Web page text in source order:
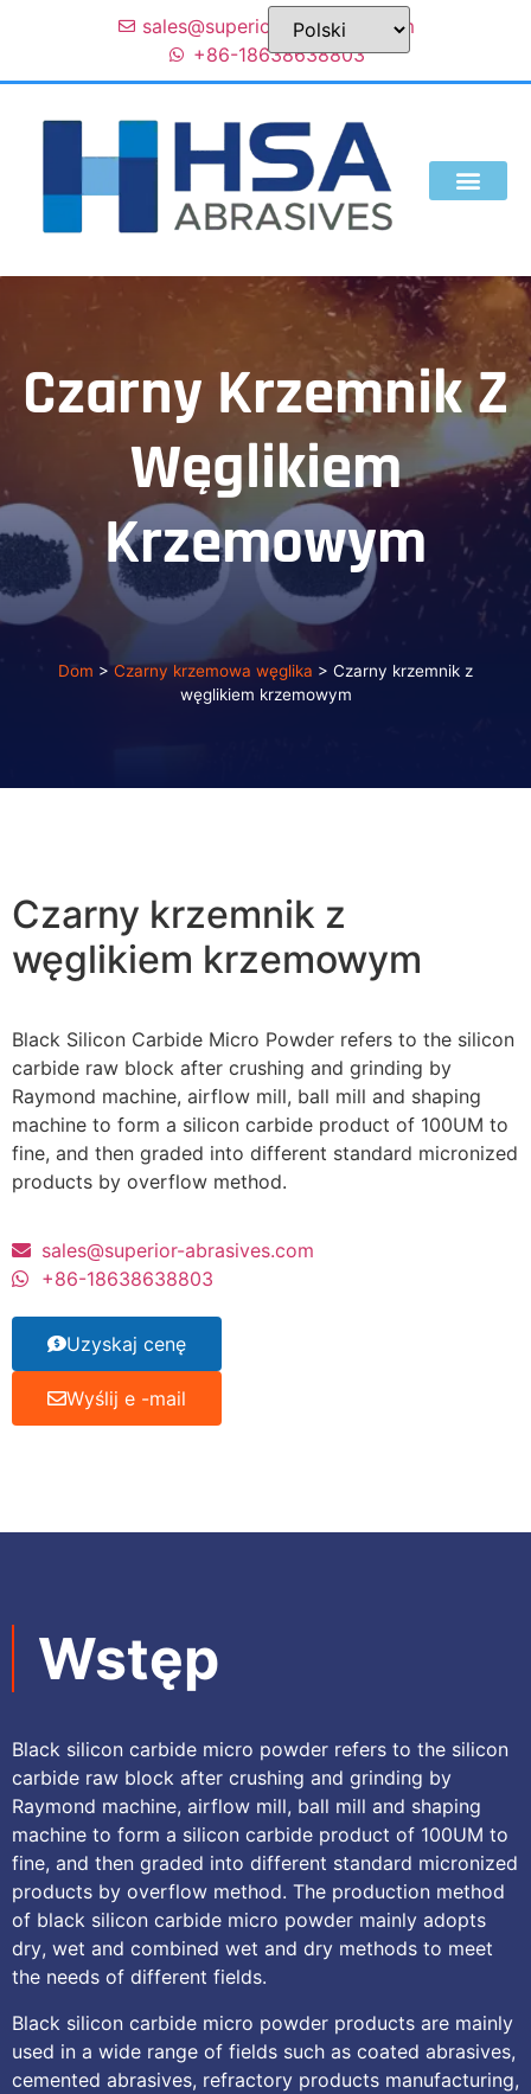
sales@superior-abrasives.com
+86-18638638803
Czarny Krzemnik Z
Węglikiem
Krzemowym
Dom >Czarny krzemowa węglika > Czarny krzemnik z
węglikiem krzemowym
Czarny krzemnik z
węglikiem krzemowym
Black Silicon Carbide Micro Powder refers to the silicon
carbide raw block after crushing and grinding by
Raymond machine, airflow mill, ball mill and shaping
machine to form a silicon carbide product of 100UM to
fine, and then graded into different standard micronized
products by overflow method.
sales@superior-abrasives.com
+86-18638638803
Uzyskaj cenę
Wyślij e -mail
Wstęp
Black silicon carbide micro powder refers to the silicon
carbide raw block after crushing and grinding by
Raymond machine, airflow mill, ball mill and shaping
machine to form a silicon carbide product of 100UM to
fine, and then graded into different standard micronized
products by overflow method. The production method
of black silicon carbide micro powder mainly adopts
dry, wet and combined wet and dry methods to meet
the needs of different fields.
Black silicon carbide micro powder products are mainly
used in a wide range of fields such as coated abrasives,
cemented abrasives, refractory products manufacturing,